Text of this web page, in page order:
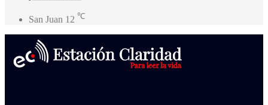
San Juan 12 ℃